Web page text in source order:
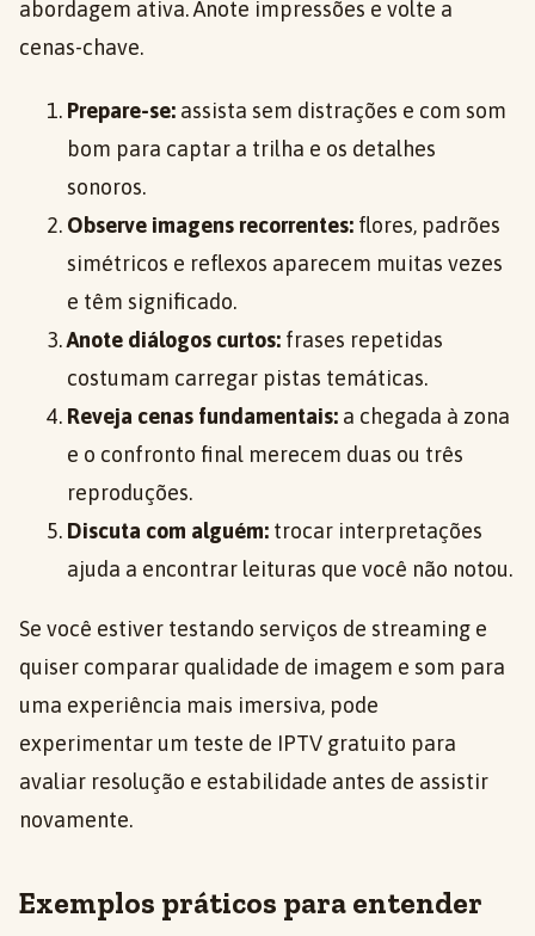
abordagem ativa. Anote impressões e volte a
cenas-chave.
Prepare-se: assista sem distrações e com som
bom para captar a trilha e os detalhes
sonoros.
Observe imagens recorrentes: flores, padrões
simétricos e reflexos aparecem muitas vezes
e têm significado.
Anote diálogos curtos: frases repetidas
costumam carregar pistas temáticas.
Reveja cenas fundamentais: a chegada à zona
e o confronto final merecem duas ou três
reproduções.
Discuta com alguém: trocar interpretações
ajuda a encontrar leituras que você não notou.
Se você estiver testando serviços de streaming e
quiser comparar qualidade de imagem e som para
uma experiência mais imersiva, pode
experimentar um teste de IPTV gratuito para
avaliar resolução e estabilidade antes de assistir
novamente.
Exemplos práticos para entender